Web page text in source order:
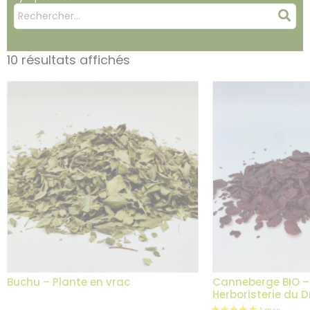
Mots
clés
:
10 résultats affichés
Buchu – Plante en vrac
Canneberge BIO
Herboristerie du